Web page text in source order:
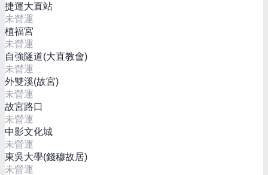
捷運大直站
未營運
植福宮
未營運
自強隧道(大直教會)
未營運
外雙溪(故宮)
未營運
故宮路口
未營運
中影文化城
未營運
東吳大學(錢穆故居)
未營運